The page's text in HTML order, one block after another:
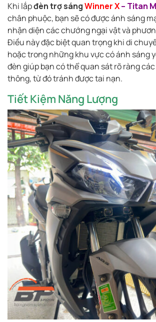
Khi lắpđèn trợ sángWinner X– Titan
chân phuộc, bạn sẽ có được ánh sáng
nhận diện các chướng ngại vật và
Điều này đặc biệt quan trọng khi di
hoặc trong những khu vực có ánh sáng
đèn giúp bạn có thể quan sát rõ ràng
thông, từ đó tránh được tai nạn.
Tiết Kiệm Năng Lượng